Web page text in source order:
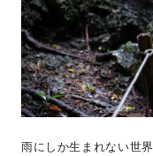
雨にしか生まれない世界